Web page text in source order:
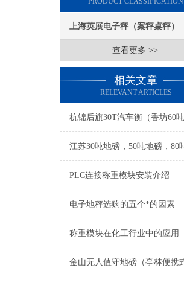
上海英展电子秤（案秤桌秤）
查看更多 >>
相关文章
RELEVANT ARTICLES
PLC连接称重模块安装介绍
电子地秤选购的五个*的因素
称重模块在化工行业中的应用